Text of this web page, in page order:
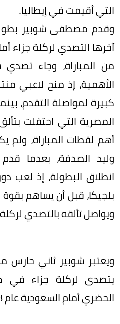
التي أقيمت في إيطاليا.
وقدم مصطفى شوبير
آخرها التصدي لركلة جزاء
من المباراة، وجاء
الأهمية، إذ منح لاعبي
كبيرة لمواصلة التقدم،
المصرية التي احتفلت
أهم لقطات المباراة، ولم
وليد الصدفة، بعدما
انطلاق البطولة، إذ لعب
بلجيكا، قبل أن يساهم بقوة
ويواصل تألقه بالتصدي لركلة
ويعتبر شوبير ثاني
يتصدى لركلة جزاء في
الحضري أمام السعودية عام 2018.